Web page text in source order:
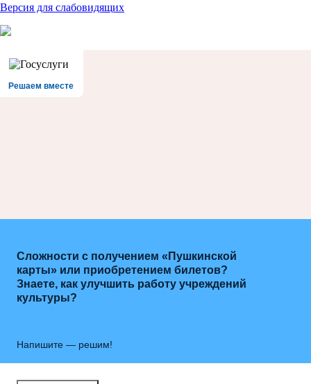
Версия для слабовидящих
Решаем вместе
Сложности с получением «Пушкинской
карты» или приобретением билетов?
Знаете, как улучшить работу учреждений
культуры?
Напишите — решим!